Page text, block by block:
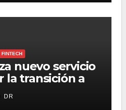
FINTECH
nuevo servicio
la transición a
financiera
DR